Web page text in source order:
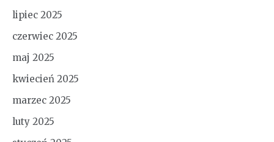
lipiec 2025
czerwiec 2025
maj 2025
kwiecień 2025
marzec 2025
luty 2025